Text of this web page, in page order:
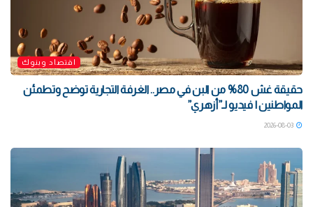
اقتصاد وبنوك
حقيقة غش 80% من البن في مصر.. الغرفة التجارية توضح وتطمئن
المواطنين | فيديو لـ”أزهري”